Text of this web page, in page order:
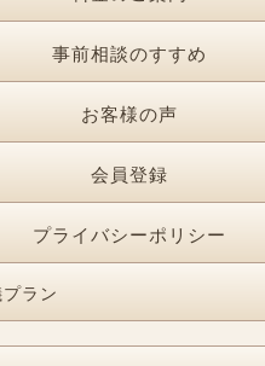
事前相談のすすめ
お客様の声
会員登録
プライバシーポリシー
ラン